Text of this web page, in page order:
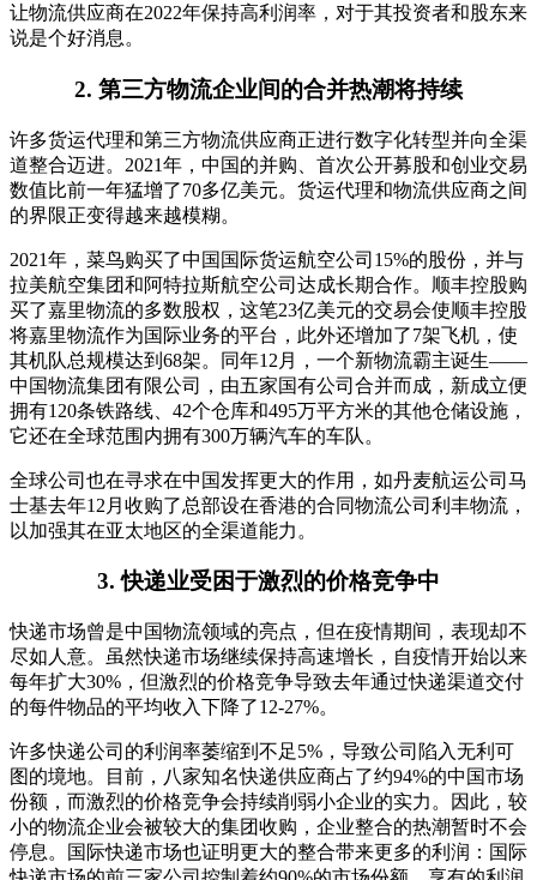
让物流供应商在2022年保持高利润率，对于其投资者和股东来
说是个好消息。
2. 第三方物流企业间的合并热潮将持续
许多货运代理和第三方物流供应商正进行数字化转型并向全渠
道整合迈进。2021年，中国的并购、首次公开募股和创业交易
数值比前一年猛增了70多亿美元。货运代理和物流供应商之间
的界限正变得越来越模糊。
2021年，菜鸟购买了中国国际货运航空公司15%的股份，并与
拉美航空集团和阿特拉斯航空公司达成长期合作。顺丰控股购
买了嘉里物流的多数股权，这笔23亿美元的交易会使顺丰控股
将嘉里物流作为国际业务的平台，此外还增加了7架飞机，使
其机队总规模达到68架。同年12月，一个新物流霸主诞生——
中国物流集团有限公司，由五家国有公司合并而成，新成立便
拥有120条铁路线、42个仓库和495万平方米的其他仓储设施，
它还在全球范围内拥有300万辆汽车的车队。
全球公司也在寻求在中国发挥更大的作用，如丹麦航运公司马
士基去年12月收购了总部设在香港的合同物流公司利丰物流，
以加强其在亚太地区的全渠道能力。
3. 快递业受困于激烈的价格竞争中
快递市场曾是中国物流领域的亮点，但在疫情期间，表现却不
尽如人意。虽然快递市场继续保持高速增长，自疫情开始以来
每年扩大30%，但激烈的价格竞争导致去年通过快递渠道交付
的每件物品的平均收入下降了12-27%。
许多快递公司的利润率萎缩到不足5%，导致公司陷入无利可
图的境地。目前，八家知名快递供应商占了约94%的中国市场
份额，而激烈的价格竞争会持续削弱小企业的实力。因此，较
小的物流企业会被较大的集团收购，企业整合的热潮暂时不会
停息。国际快递市场也证明更大的整合带来更多的利润：国际